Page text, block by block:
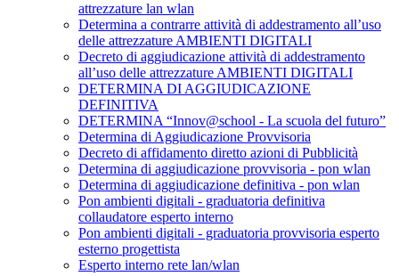
attrezzature lan wlan
Determina a contrarre attività di addestramento all’uso
delle attrezzature AMBIENTI DIGITALI
Decreto di aggiudicazione attività di addestramento
all’uso delle attrezzature AMBIENTI DIGITALI
DETERMINA DI AGGIUDICAZIONE
DEFINITIVA
DETERMINA “Innov@school - La scuola del futuro”
Determina di Aggiudicazione Provvisoria
Decreto di affidamento diretto azioni di Pubblicità
Determina di aggiudicazione provvisoria - pon wlan
Determina di aggiudicazione definitiva - pon wlan
Pon ambienti digitali - graduatoria definitiva
collaudatore esperto interno
Pon ambienti digitali - graduatoria provvisoria esperto
esterno progettista
Esperto interno rete lan/wlan